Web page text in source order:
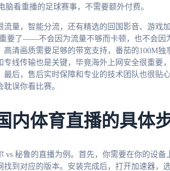
看重播的足球赛事，不需要额外付费。
流量，智能分流，还有精选的回国影音、游戏
要了——不会因为流量不够而卡顿，也不会因
清画质需要足够的带宽支持，番茄的100M独
线传输也是关键，毕竟海外上网安全很重要，
最后，售后实时保障和专业的技术团队也很
误你看比赛。
内体育直播的具体
vs 秘鲁的直播为例。首先，你需要在你的设备
到对应的版本。安装完成后，打开加速器，